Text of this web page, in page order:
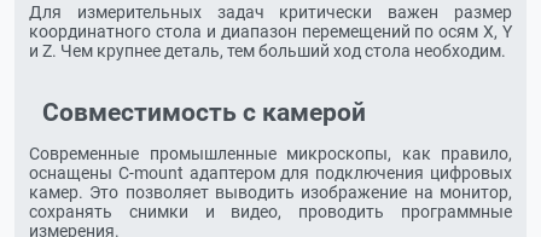
Для измерительных задач критически важен размер
координатного стола и диапазон перемещений по осям X, Y
и Z. Чем крупнее деталь, тем больший ход стола необходим.
Совместимость с камерой
Современные промышленные микроскопы, как правило,
оснащены C-mount адаптером для подключения цифровых
камер. Это позволяет выводить изображение на монитор,
сохранять снимки и видео, проводить программные
измерения.